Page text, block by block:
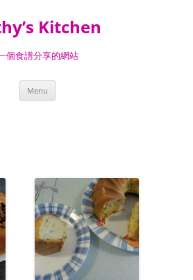
Kitchen
個食譜分享的網站
Menu